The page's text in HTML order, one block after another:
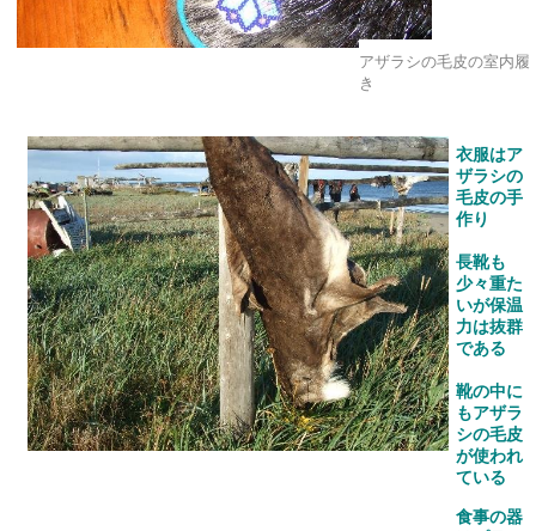
アザラシの毛皮の室内履
き
衣服はア
ザラシの
毛皮の手
作り
長靴も
少々重た
いが保温
力は抜群
である
靴の中に
もアザラ
シの毛皮
が使われ
ている
食事の器